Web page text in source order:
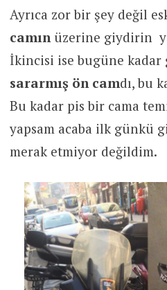
Ayrıca zor bir şey değil
camınüzerine giydirin
İkincisi ise bugüne kadar
sararmış ön camdı, bu
Bu kadar pis bir cama
yapsam acaba ilk günkü
merak etmiyor değildim.